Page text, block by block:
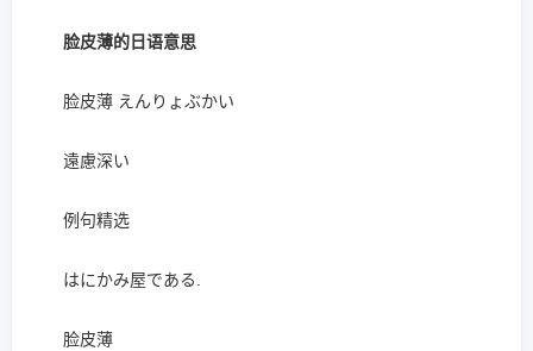
脸皮薄的日语意思
脸皮薄 えんりょぶかい
遠慮深い
例句精选
はにかみ屋である.
脸皮薄